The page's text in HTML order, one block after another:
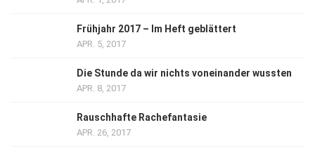
Frühjahr 2017 – Im Heft geblättert
APR. 5, 2017
Die Stunde da wir nichts voneinander wussten
APR. 8, 2017
Rauschhafte Rachefantasie
APR. 26, 2017